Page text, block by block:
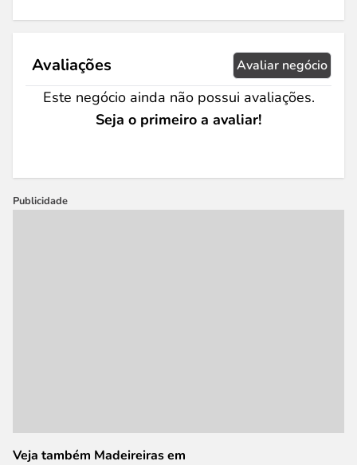
Avaliações Avaliar negócio
Este negócio ainda não possui avaliações.
Seja o primeiro a avaliar!
Publicidade
Veja também Madeireiras em